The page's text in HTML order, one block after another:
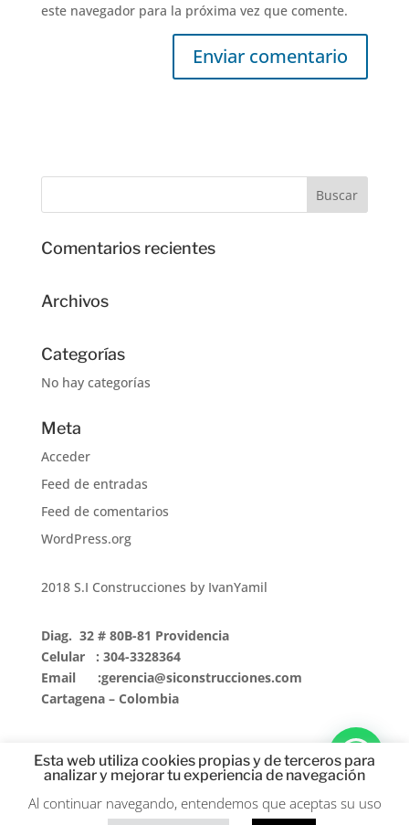
este navegador para la próxima vez que comente.
Comentarios recientes
Archivos
Categorías
No hay categorías
Meta
Acceder
Feed de entradas
Feed de comentarios
WordPress.org
2018 S.I Construcciones by IvanYamil
Diag. 32 # 80B-81 Providencia
Celular : 304-3328364
Email :gerencia@siconstrucciones.com
Cartagena – Colombia
Esta web utiliza cookies propias y de terceros para
analizar y mejorar tu experiencia de navegación
Al continuar navegando, entendemos que aceptas su uso